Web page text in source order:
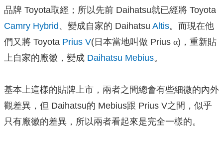
品牌 Toyota取經；所以先前 Daihatsu就已經將 Toyota
Camry Hybrid 、變成自家的 Daihatsu Altis。而現在他
們又將 Toyota Prius V(日本當地叫做 Prius α)，重新貼
上自家的廠徽，變成 Daihatsu Mebius。
基本上這樣的貼牌上市，兩者之間總會有些細微的內外
觀差異，但 Daihatsu的 Mebius跟 Prius V之間，似乎
只有廠徽的差異，所以兩者看起來是完全一樣的。